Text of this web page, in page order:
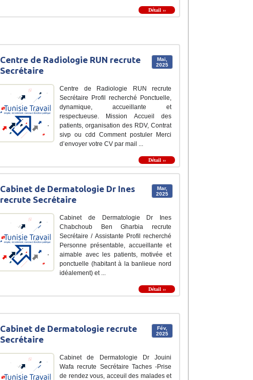
Détail ››
Mai,
2025
Centre de Radiologie RUN recrute
Secrétaire
Centre de Radiologie RUN recrute
Secrétaire Profil recherché Ponctuelle,
dynamique, accueillante et
respectueuse. Mission Accueil des
patients, organisation des RDV, Contrat
sivp ou cdd Comment postuler Merci
d’envoyer votre CV par mail ...
Détail ››
Mar,
2025
Cabinet de Dermatologie Dr Ines
recrute Secrétaire
Cabinet de Dermatologie Dr Ines
Chabchoub Ben Gharbia recrute
Secrétaire / Assistante Profil recherché
Personne présentable, accueillante et
aimable avec les patients, motivée et
ponctuelle (habitant à la banlieue nord
idéalement) et ...
Détail ››
Fév,
2025
Cabinet de Dermatologie recrute
Secrétaire
Cabinet de Dermatologie Dr Jouini
Wafa recrute Secrétaire Taches -Prise
de rendez vous, acceuil des malades et